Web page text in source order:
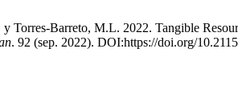
Torres-Barreto, M.L. 2022. Tangible
. 92 (sep. 2022). DOI:https://doi.org/